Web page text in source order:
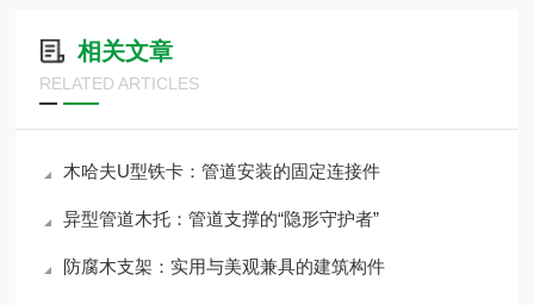
相关文章
RELATED ARTICLES
木哈夫U型铁卡：管道安装的固定连接件
异型管道木托：管道支撑的“隐形守护者”
防腐木支架：实用与美观兼具的建筑构件